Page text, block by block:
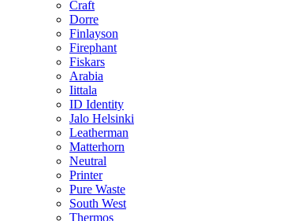
Craft
Dorre
Finlayson
Firephant
Fiskars
Arabia
Iittala
ID Identity
Jalo Helsinki
Leatherman
Matterhorn
Neutral
Printer
Pure Waste
South West
Thermos